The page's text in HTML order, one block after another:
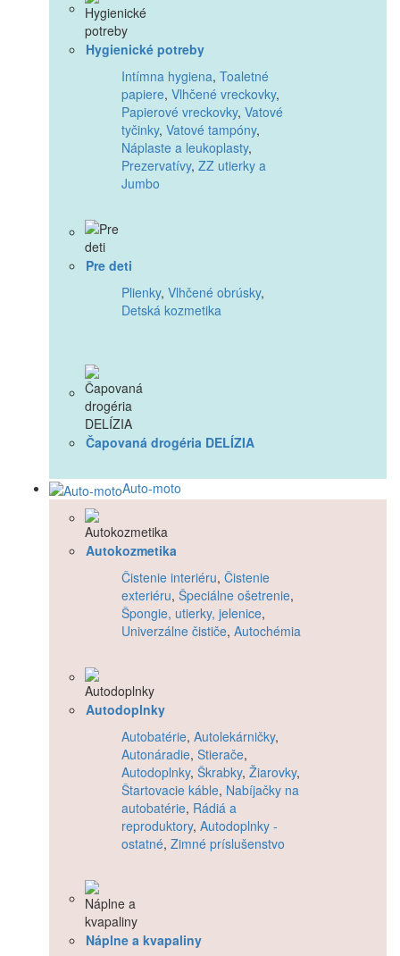
Hygienické potreby
Intímna hygiena, Toaletné
papiere, Vlhčené vreckovky,
Papierové vreckovky, Vatové
tyčinky, Vatové tampóny,
Náplaste a leukoplasty,
Prezervatívy, ZZ utierky a
Jumbo
Pre deti
Plienky, Vlhčené obrúsky,
Detská kozmetika
Čapovaná drogéria DELÍZIA
Auto-moto
Autokozmetika
Čistenie interiéru, Čistenie
exteriéru, Špeciálne ošetrenie,
Špongie, utierky, jelenice,
Univerzálne čističe, Autochémia
Autodoplnky
Autobatérie, Autolekárničky,
Autonáradie, Stierače,
Autodoplnky, Škrabky, Žiarovky,
Štartovacie káble, Nabíjačky na
autobatérie, Rádiá a
reproduktory, Autodoplnky -
ostatné, Zimné príslušenstvo
Náplne a kvapaliny